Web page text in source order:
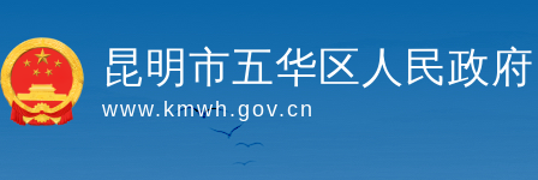
昆明市五华区人民政府
www.kmwh.gov.cn